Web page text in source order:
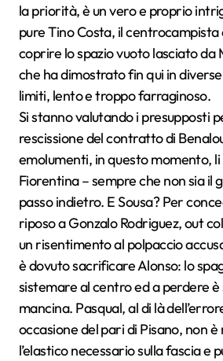
la priorità, è un vero e proprio
pure Tino Costa, il
coprire lo spazio vuoto lasciato da
che ha dimostrato fin qui in
limiti, lento e troppo farraginoso.
Si stanno valutando i presupposti
rescissione del contratto di
emolumenti, in questo momento,
Fiorentina – sempre che non sia il
passo indietro. E Sousa? Per
riposo a Gonzalo Rodriguez, out
un risentimento al polpaccio
è dovuto sacrificare Alonso: lo
sistemare al centro ed a perdere
mancina. Pasqual, al di là
occasione del pari di Pisano, non
l’elastico necessario sulla fascia e